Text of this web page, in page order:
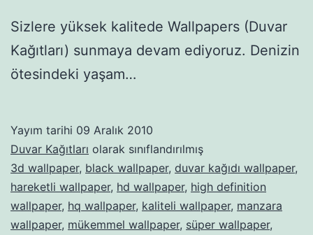
Sizlere yüksek kalitede Wallpapers (Duvar
Kağıtları) sunmaya devam ediyoruz. Denizin
ötesindeki yaşam…
Yayım tarihi 09 Aralık 2010
Duvar Kağıtları olarak sınıflandırılmış
3d wallpaper, black wallpaper, duvar kağıdı wallpaper,
hareketli wallpaper, hd wallpaper, high definition
wallpaper, hq wallpaper, kaliteli wallpaper, manzara
wallpaper, mükemmel wallpaper, süper wallpaper,